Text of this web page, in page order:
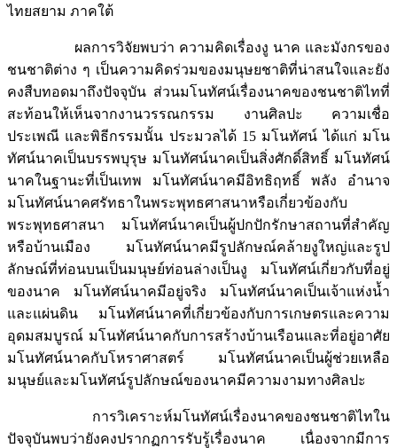
ไทยสยาม ภาคใต้
ผลการวิจัยพบว่า ความคิดเรื่องงู นาค และมังกรของ
ชนชาติต่าง ๆ เป็นความคิดร่วมของมนุษยชาติที่น่าสนใจและยัง
คงสืบทอดมาถึงปัจจุบัน ส่วนมโนทัศน์เรื่องนาคของชนชาติไทที่
สะท้อนให้เห็นจากงานวรรณกรรม งานศิลปะ ความเชื่อ
ประเพณี และพิธีกรรมนั้น ประมวลได้ 15 มโนทัศน์ ได้แก่ มโน
ทัศน์นาคเป็นบรรพบุรุษ มโนทัศน์นาคเป็นสิ่งศักดิ์สิทธิ์ มโนทัศน์
นาคในฐานะที่เป็นเทพ มโนทัศน์นาคมีอิทธิฤทธิ์ พลัง อำนาจ
มโนทัศน์นาคศรัทธาในพระพุทธศาสนาหรือเกี่ยวข้องกับ
พระพุทธศาสนา มโนทัศน์นาคเป็นผู้ปกปักรักษาสถานที่สำคัญ
หรือบ้านเมือง มโนทัศน์นาคมีรูปลักษณ์คล้ายงูใหญ่และรูป
ลักษณ์ที่ท่อนบนเป็นมนุษย์ท่อนล่างเป็นงู มโนทัศน์เกี่ยวกับที่อยู่
ของนาค มโนทัศน์นาคมีอยู่จริง มโนทัศน์นาคเป็นเจ้าแห่งน้ำ
และแผ่นดิน มโนทัศน์นาคที่เกี่ยวข้องกับการเกษตรและความ
อุดมสมบูรณ์ มโนทัศน์นาคกับการสร้างบ้านเรือนและที่อยู่อาศัย
มโนทัศน์นาคกับโหราศาสตร์ มโนทัศน์นาคเป็นผู้ช่วยเหลือ
มนุษย์และมโนทัศน์รูปลักษณ์ของนาคมีความงามทางศิลปะ
การวิเคราะห์มโนทัศน์เรื่องนาคของชนชาติไทใน
ปัจจุบันพบว่ายังคงปรากฏการรับรู้เรื่องนาค เนื่องจากมีการ